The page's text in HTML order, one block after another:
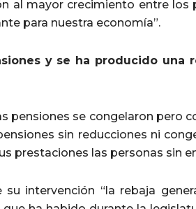
al mayor crecimiento entre los
para nuestra economía”.
y se ha producido una
pensiones se congelaron pero
sin reducciones ni
prestaciones las personas sin
intervención “la rebaja